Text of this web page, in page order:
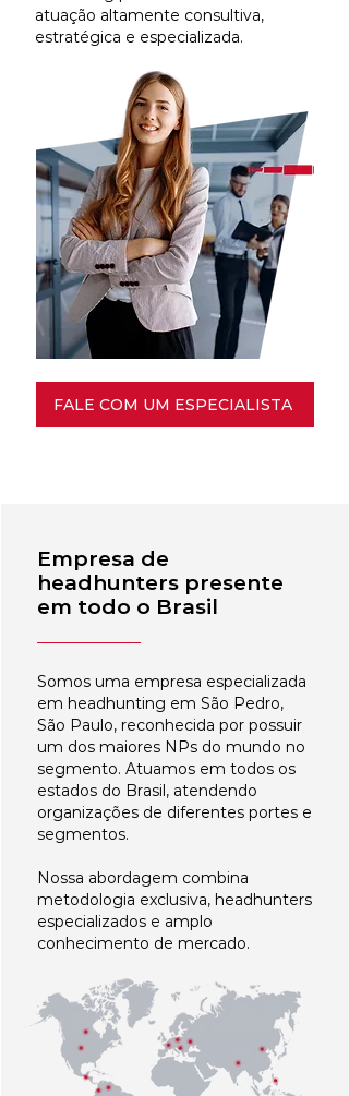
atuação altamente consultiva,
estratégica e especializada.
FALE COM UM ESPECIALISTA
Empresa de
headhunters presente
em todo o Brasil
Somos uma empresa especializada
em headhunting em São Pedro,
São Paulo, reconhecida por possuir
um dos maiores NPs do mundo no
segmento. Atuamos em todos os
estados do Brasil, atendendo
organizações de diferentes portes e
segmentos.
Nossa abordagem combina
metodologia exclusiva, headhunters
especializados e amplo
conhecimento de mercado.